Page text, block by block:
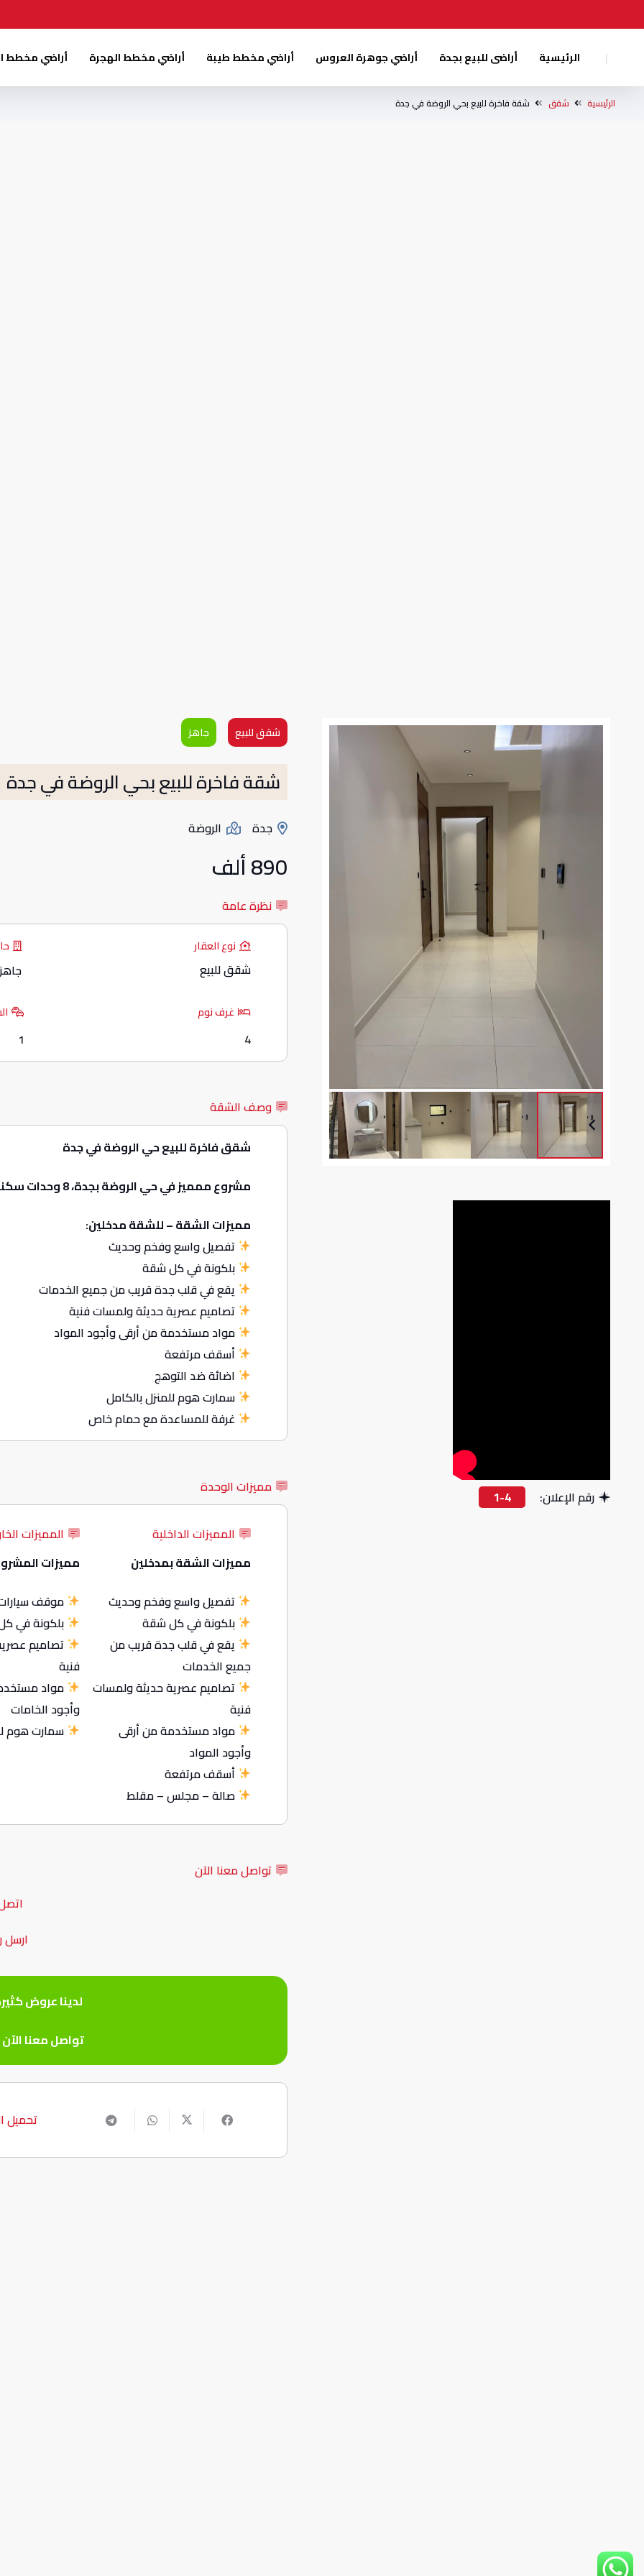
| الرئيسية أراضى للبيع بجدة أراضي جوهرة العروس أراضي مخطط طيبة أراضي مخطط الهجرة أراضي مخطط
الرئيسية شقق شقة فاخرة للبيع بحي الروضة في جدة
رقم الإعلان: 1-4
شقق للبيع جاهز
شقة فاخرة للبيع بحي الروضة في جدة
جدة الروضة
890 ألف
نظرة عامة
نوع العقار
شقق للبيع جاهز
غرف نوم
4
1
وصف الشقة
شقق فاخرة للبيع حي الروضة في جدة
مشروع ممميز في حي الروضة بجدة، 8 وحدات سكنية بالاضافة الى روف فاخر، الدور على شقتين
مميزات الشقة – للشقة مدخلين:
تفصيل واسع وفخم وحديث
بلكونة في كل شقة
يقع في قلب جدة قريب من جميع الخدمات
تصاميم عصرية حديثة ولمسات فنية
مواد مستخدمة من أرقى وأجود المواد
أسقف مرتفعة
اضائة ضد التوهج
سمارت هوم للمنزل بالكامل
غرفة للمساعدة مع حمام خاص
مميزات الوحدة
المميزات الداخلية
مميزات الشقة بمدخلين
تفصيل واسع وفخم وحديث
بلكونة في كل شقة
يقع في قلب جدة قريب من
جميع الخدمات
تصاميم عصرية حديثة ولمسات
فنية
مواد مستخدمة من أرقى
وأجود المواد
أسقف مرتفعة
صالة – مجلس – مقلط
المميزات
مميزات
موقف
بلكونة في
تصاميم
فنية
مواد
وأجود الخامات
سمارت هوم
تواصل معنا الآن
ارسل
لدينا عروض
تواصل معنا الآن
تحميل